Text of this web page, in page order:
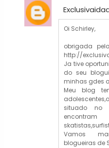
Oi Schirley,
obrigada
http://
Ja tive
do seu
minhas gdes
Meu blog
situado no
Vamos
blogueiras de